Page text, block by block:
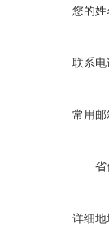
您的姓
联系电
常用邮
省
详细地